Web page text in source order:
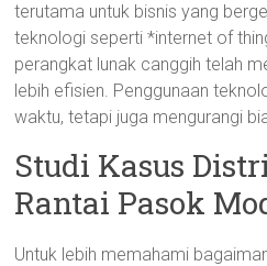
terutama untuk bisnis yang
teknologi seperti *internet of
perangkat lunak canggih telah
lebih efisien. Penggunaan
waktu, tetapi juga mengurangi
Studi Kasus
Rantai Pasok
Untuk lebih memahami